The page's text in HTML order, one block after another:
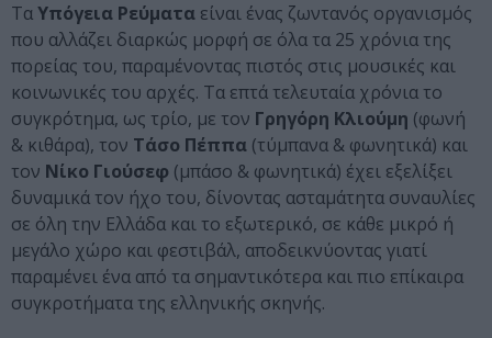
ΤαΥπόγεια Ρεύματα είναι ένας ζωντανός οργανισμός
που αλλάζει διαρκώς μορφή σε όλα τα 25 χρόνια της
πορείας του, παραμένοντας πιστός στις μουσικές και
κοινωνικές του αρχές. Τα επτά τελευταία χρόνια το
συγκρότημα, ως τρίο, με τον Γρηγόρη Κλιούμη (φωνή
& κιθάρα), τον Τάσο Πέππα (τύμπανα & φωνητικά) και
τον Νίκο Γιούσεφ (μπάσο & φωνητικά) έχει εξελίξει
δυναμικά τον ήχο του, δίνοντας ασταμάτητα συναυλίες
σε όλη την Ελλάδα και το εξωτερικό, σε κάθε μικρό ή
μεγάλο χώρο και φεστιβάλ, αποδεικνύοντας γιατί
παραμένει ένα από τα σημαντικότερα και πιο επίκαιρα
συγκροτήματα της ελληνικής σκηνής.